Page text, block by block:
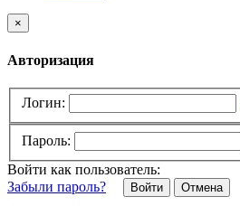
×
Авторизация
Логин:
Пароль:
Войти как пользователь:
Забыли пароль?
Отмена